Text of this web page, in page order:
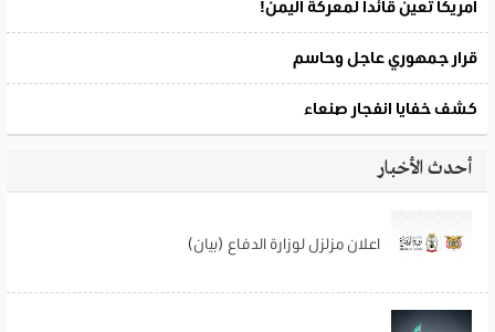
أحدث الأخبار
اعلان مزلزل لوزارة الدفاع (بيان)